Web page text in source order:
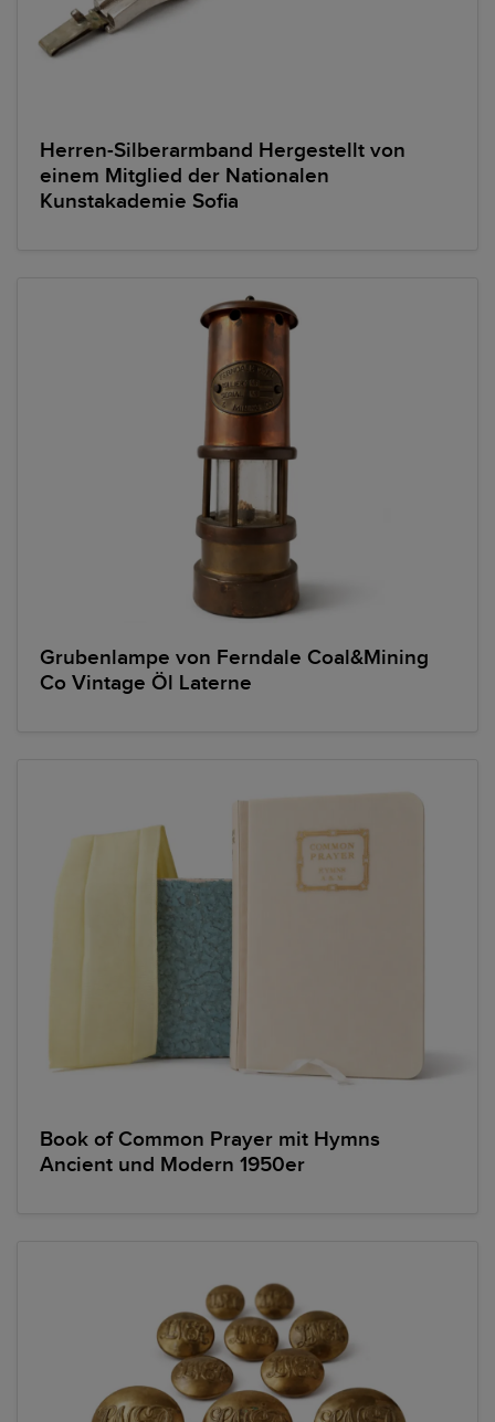
Herren-Silberarmband Hergestellt von
einem Mitglied der Nationalen
Kunstakademie Sofia
Grubenlampe von Ferndale Coal&Mining
Co Vintage Öl Laterne
Book of Common Prayer mit Hymns
Ancient und Modern 1950er